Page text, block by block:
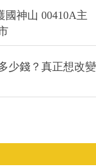
神山 00410A主
少錢？真正想改變